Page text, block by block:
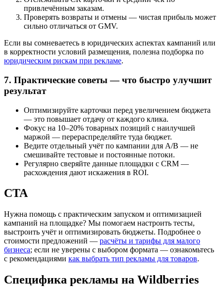
привлечённым заказам.
Проверять возвраты и отмены — чистая прибыль может
сильно отличаться от GMV.
Если вы сомневаетесь в юридических аспектах кампаний или
в корректности условий размещения, полезна подборка по
юридическим рискам при рекламе.
7. Практические советы — что быстро улучшит
результат
Оптимизируйте карточки перед увеличением бюджета
— это повышает отдачу от каждого клика.
Фокус на 10–20% товарных позиций с наилучшей
маржой — перераспределяйте туда бюджет.
Ведите отдельный учёт по кампании для A/B — не
смешивайте тестовые и постоянные потоки.
Регулярно сверяйте данные площадки с CRM —
расхождения дают искажения в ROI.
CTA
Нужна помощь с практическим запуском и оптимизацией
кампаний на площадке? Мы помогаем настроить тесты,
выстроить учёт и оптимизировать бюджеты. Подробнее о
стоимости предложений — расчёты и тарифы для малого
бизнеса; если не уверены с выбором формата — ознакомьтесь
с рекомендациями как выбрать тип рекламы для товаров.
Специфика рекламы на Wildberries